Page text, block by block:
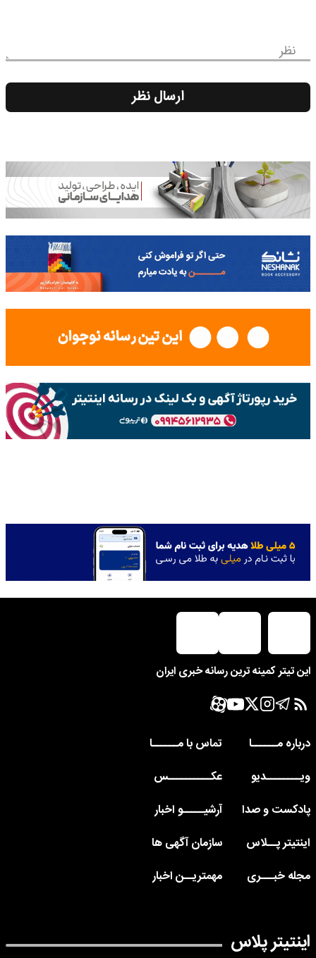
نظر
ارسال نظر
این تیتر کمینه ترین رسانه خبری ایران
درباره مــــــا
تماس با مــــــا
ویــــــــدیو
عکــــــــــس
پادکست و صدا
آرشیـــــو اخبار
اینتیتر پــلاس
سازمان آگهی ها
مجله خبـــری
مهمتریــن اخبار
اینتیتر پلاس